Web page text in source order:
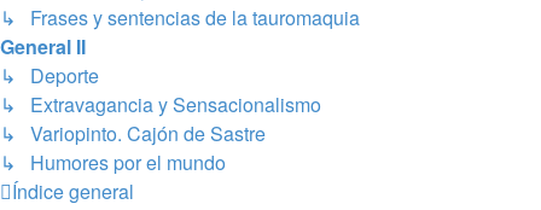
↳ Frases y sentencias de la tauromaquia
General II
↳ Deporte
↳ Extravagancia y Sensacionalismo
↳ Variopinto. Cajón de Sastre
↳ Humores por el mundo
Índice general